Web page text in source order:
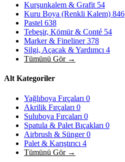
Kurşunkalem & Grafit 54
Kuru Boya (Renkli Kalem) 846
Pastel 638
Tebeşir, Kömür & Conté 54
Marker & Fineliner378
Silgi, Açacak & Yardımcı 4
Tümünü Gör →
Alt Kategoriler
Yağlıboya Fırçaları 0
Akrilik Fırçaları 0
Suluboya Fırçaları 0
Spatula & Palet Bıçakları 0
Airbrush & Sünger0
Palet & Karıştırıcı 4
Tümünü Gör →